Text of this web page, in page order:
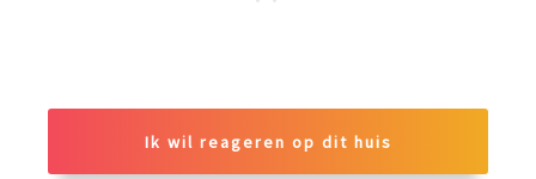
Ik wil reageren op dit huis